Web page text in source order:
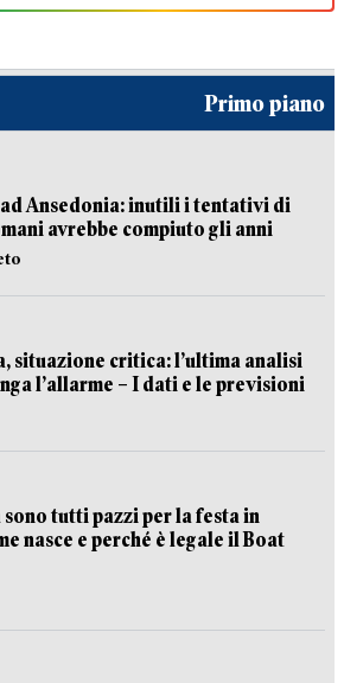
Primo piano
Ansedonia: inutili i tentativi di
avrebbe compiuto gli anni
situazione critica: l’ultima analisi
l’allarme – I dati e le previsioni
sono tutti pazzi per la festa in
nasce e perché è legale il Boat